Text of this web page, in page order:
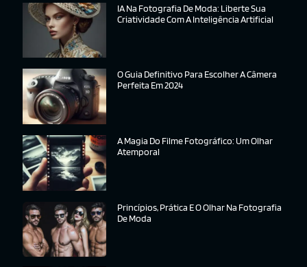
IA Na Fotografia De Moda: Liberte Sua
Criatividade Com A Inteligência Artificial
O Guia Definitivo Para Escolher A Câmera
Perfeita Em 2024
A Magia Do Filme Fotográfico: Um Olhar
Atemporal
Princípios, Prática E O Olhar Na Fotografia
De Moda